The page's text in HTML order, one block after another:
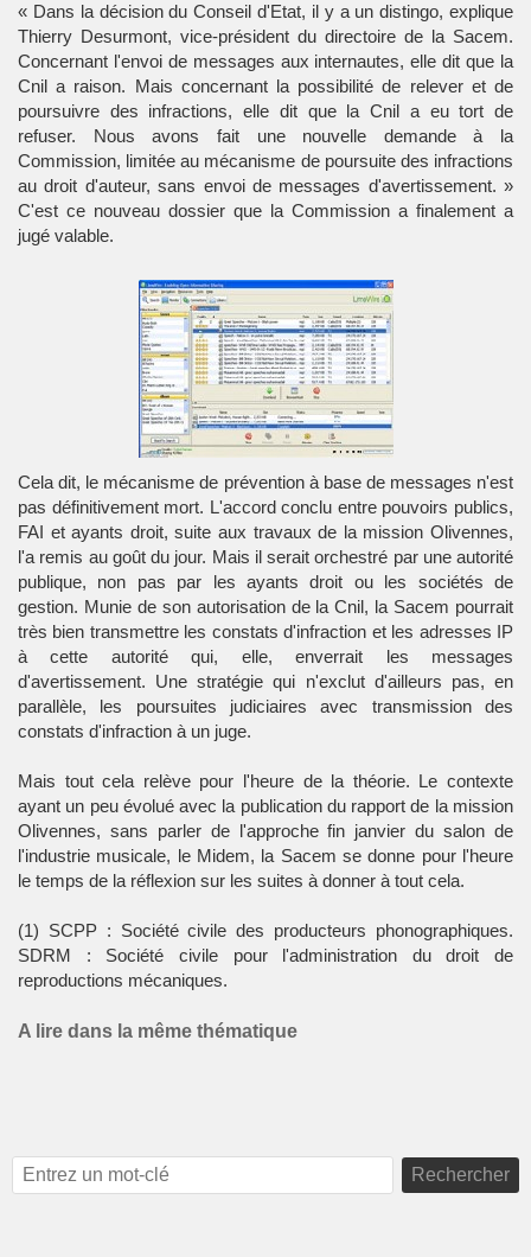
« Dans la décision du Conseil d'Etat, il y a un distingo, explique
Thierry Desurmont, vice-président du directoire de la Sacem.
Concernant l'envoi de messages aux internautes, elle dit que la
Cnil a raison. Mais concernant la possibilité de relever et de
poursuivre des infractions, elle dit que la Cnil a eu tort de
refuser. Nous avons fait une nouvelle demande à la
Commission, limitée au mécanisme de poursuite des infractions
au droit d'auteur, sans envoi de messages d'avertissement. »
C'est ce nouveau dossier que la Commission a finalement a
jugé valable.
Cela dit, le mécanisme de prévention à base de messages n'est
pas définitivement mort. L'accord conclu entre pouvoirs publics,
FAI et ayants droit, suite aux travaux de la mission Olivennes,
l'a remis au goût du jour. Mais il serait orchestré par une autorité
publique, non pas par les ayants droit ou les sociétés de
gestion. Munie de son autorisation de la Cnil, la Sacem pourrait
très bien transmettre les constats d'infraction et les adresses IP
à cette autorité qui, elle, enverrait les messages
d'avertissement. Une stratégie qui n'exclut d'ailleurs pas, en
parallèle, les poursuites judiciaires avec transmission des
constats d'infraction à un juge.
Mais tout cela relève pour l'heure de la théorie. Le contexte
ayant un peu évolué avec la publication du rapport de la mission
Olivennes, sans parler de l'approche fin janvier du salon de
l'industrie musicale, le Midem, la Sacem se donne pour l'heure
le temps de la réflexion sur les suites à donner à tout cela.
(1) SCPP : Société civile des producteurs phonographiques.
SDRM : Société civile pour l'administration du droit de
reproductions mécaniques.
A lire dans la même thématique
Rechercher